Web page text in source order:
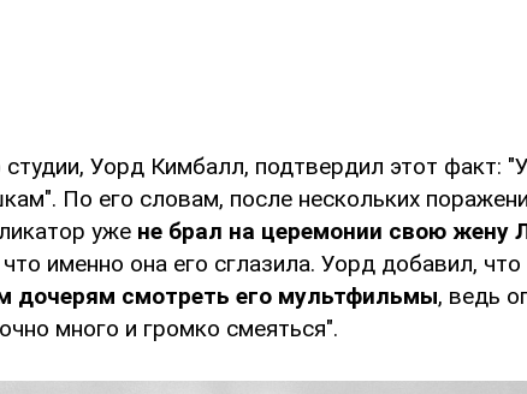
Уорд Кимбалл, подтвердил этот факт:
По его словам, после нескольких
уже не брал на церемонии свою жену
именно она его сглазила. Уорд добавил,
дочерям смотреть его мультфильмы, ведь
много и громко смеяться".